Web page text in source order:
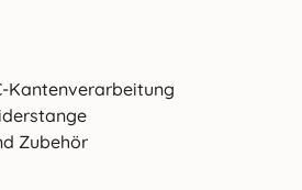
Kantenverarbeitung
Zubehör